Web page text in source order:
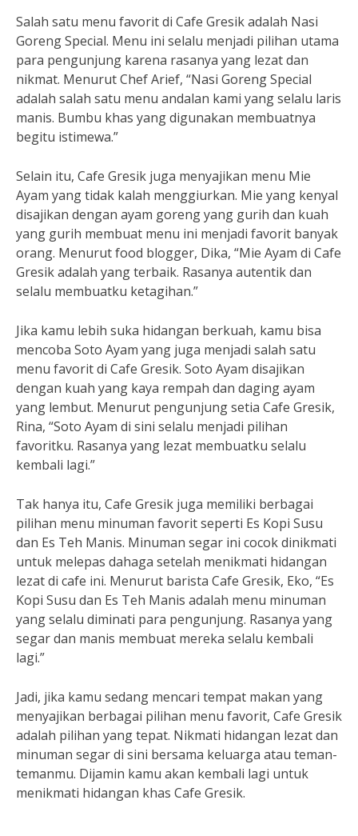
Salah satu menu favorit di Cafe Gresik adalah Nasi
Goreng Special. Menu ini selalu menjadi pilihan utama
para pengunjung karena rasanya yang lezat dan
nikmat. Menurut Chef Arief, “Nasi Goreng Special
adalah salah satu menu andalan kami yang selalu laris
manis. Bumbu khas yang digunakan membuatnya
begitu istimewa.”
Selain itu, Cafe Gresik juga menyajikan menu Mie
Ayam yang tidak kalah menggiurkan. Mie yang kenyal
disajikan dengan ayam goreng yang gurih dan kuah
yang gurih membuat menu ini menjadi favorit banyak
orang. Menurut food blogger, Dika, “Mie Ayam di Cafe
Gresik adalah yang terbaik. Rasanya autentik dan
selalu membuatku ketagihan.”
Jika kamu lebih suka hidangan berkuah, kamu bisa
mencoba Soto Ayam yang juga menjadi salah satu
menu favorit di Cafe Gresik. Soto Ayam disajikan
dengan kuah yang kaya rempah dan daging ayam
yang lembut. Menurut pengunjung setia Cafe Gresik,
Rina, “Soto Ayam di sini selalu menjadi pilihan
favoritku. Rasanya yang lezat membuatku selalu
kembali lagi.”
Tak hanya itu, Cafe Gresik juga memiliki berbagai
pilihan menu minuman favorit seperti Es Kopi Susu
dan Es Teh Manis. Minuman segar ini cocok dinikmati
untuk melepas dahaga setelah menikmati hidangan
lezat di cafe ini. Menurut barista Cafe Gresik, Eko, “Es
Kopi Susu dan Es Teh Manis adalah menu minuman
yang selalu diminati para pengunjung. Rasanya yang
segar dan manis membuat mereka selalu kembali
lagi.”
Jadi, jika kamu sedang mencari tempat makan yang
menyajikan berbagai pilihan menu favorit, Cafe Gresik
adalah pilihan yang tepat. Nikmati hidangan lezat dan
minuman segar di sini bersama keluarga atau teman-
temanmu. Dijamin kamu akan kembali lagi untuk
menikmati hidangan khas Cafe Gresik.